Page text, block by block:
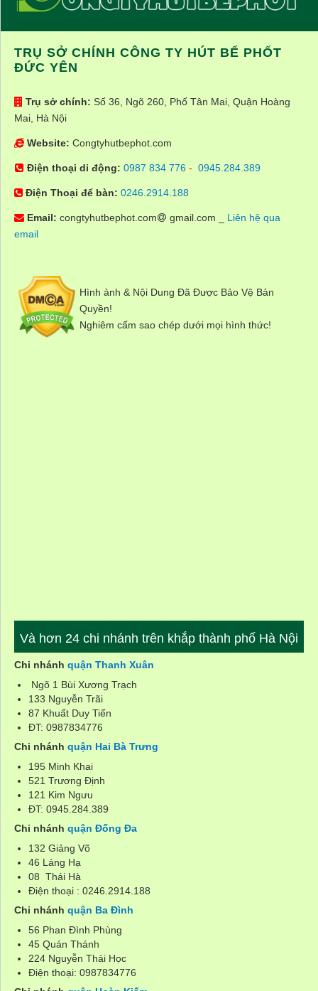
TRỤ SỞ CHÍNH CÔNG TY HÚT BỂ PHỐT
ĐỨC YÊN
Trụ sở chính: Số 36, Ngõ 260, Phố Tân Mai, Quận Hoàng
Mai, Hà Nội
Website: Congtyhutbephot.com
Điện thoại di động: 0987 834 776 - 0945.284.389
Điện Thoại để bàn: 0246.2914.188
Email: congtyhutbephot.com gmail.com _ Liên hệ qua
email
Hình ảnh & Nội Dung Đã Được Bảo Vệ Bản
Quyền!
Nghiêm cấm sao chép dưới mọi hình thức!
Và hơn 24 chi nhánh trên khắp thành phố Hà Nội
Chi nhánh quận Thanh Xuân
Ngõ 1 Bùi Xương Trạch
133 Nguyễn Trãi
87 Khuất Duy Tiến
ĐT: 0987834776
Chi nhánh quận Hai Bà Trưng
195 Minh Khai
521 Trương Định
121 Kim Ngưu
ĐT: 0945.284.389
Chi nhánh quận Đống Đa
132 Giảng Võ
46 Láng Hạ
08 Thái Hà
Điện thoại : 0246.2914.188
Chi nhánh quận Ba Đình
56 Phan Đình Phùng
45 Quán Thánh
224 Nguyễn Thái Học
Điện thoại: 0987834776